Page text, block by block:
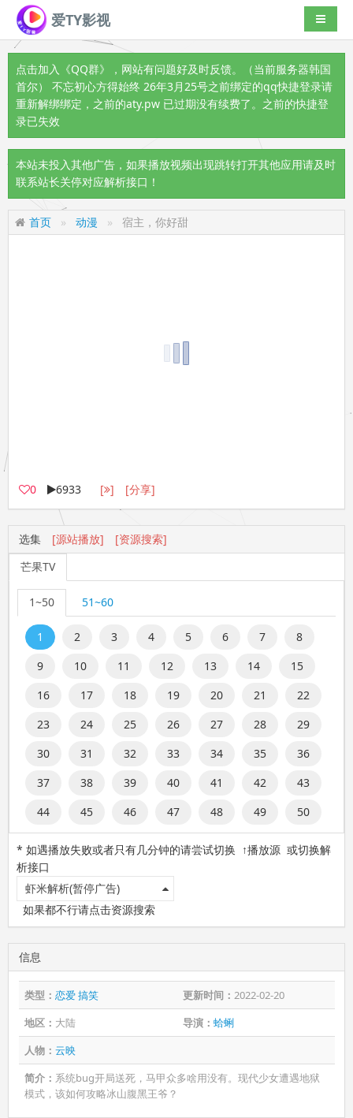
爱TY影视 导航切
点击加入《QQ群》
，网站有问题好及时反馈。（当前服务器韩国
首尔） 不忘初心方得始终 26年3月25号之前绑定的qq快捷登录请
重新解绑绑定，之前的aty.pw 已过期没有续费了。之前的快捷登
录已失效
本站未投入其他广告，如果播放视频出现跳转打开其他应用请及时
联系站长关停对应解析接口！
首页 动漫 宿主，你好甜
0 6933 [ ] [分享]
选集 [源站播放]
[资源搜索]
芒果TV
1~50 51~60
1 2 3 4 5 6 7
8
9
10 11 12 13 14
15
16
17 18 19 20 21
22
23
24 25 26 27 28
29
30
31 32 33 34 35
36
37
38 39 40 41 42
43
44
45 46 47 48 49 50
* 如遇播放失败或者只有几分钟的请尝试切换 ↑播放源 或切换解
析接口
虾米解析(暂停广告)
如果都不行请点击资源搜索
信息
类型： 恋爱搞笑 更新时间： 2022-02-20
地区： 大陆 导演： 蛤蜊
人物： 云映
简介： 系统bug开局送死，马甲众多啥用没有。现代少女遭遇地狱
模式，该如何攻略冰山腹黑王爷？